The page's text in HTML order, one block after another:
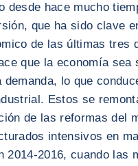
desde hace mucho
que ha sido clave
de las últimas tres
que la economía
lo que
Estos se
de las reformas del
intensivos en
2014-2016, cuando las